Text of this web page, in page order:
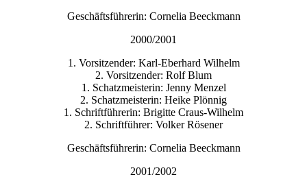
Geschäftsführerin: Cornelia Beeckmann
2000/2001
1. Vorsitzender: Karl-Eberhard Wilhelm
2. Vorsitzender: Rolf Blum
1. Schatzmeisterin: Jenny Menzel
2. Schatzmeisterin: Heike Plönnig
1. Schriftführerin: Brigitte Craus-Wilhelm
2. Schriftführer: Volker Rösener
Geschäftsführerin: Cornelia Beeckmann
2001/2002